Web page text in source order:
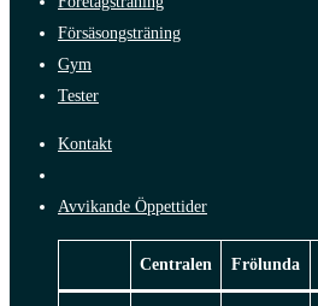
Försäsongsträning
Gym
Tester
Kontakt
Avvikande Öppettider
Centralen Frölunda